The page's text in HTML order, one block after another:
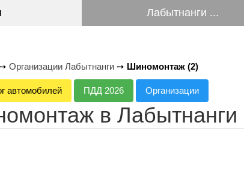
Лабытнанги ...
Организации Лабытнанги ➙ Шиномонтаж (2)
автомобилей ПДД 2026 Организации
в Лабытнанги